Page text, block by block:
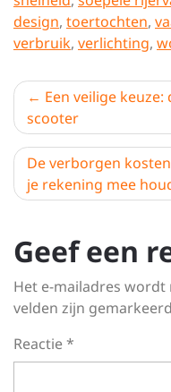
design, toertochten,
verbruik, verlichting,
Een veilige
scooter
De verborgen
je rekening mee
Geef een
Het e-mailadres
velden zijn
Reactie*